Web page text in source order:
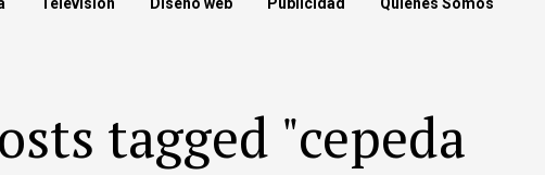
tagged "cepeda